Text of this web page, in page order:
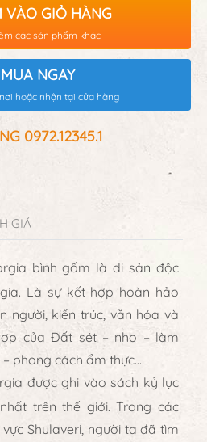
VÀO GIỎ HÀNG
các sản phẩm khác
MUA NGAY
hoặc nhận tại cửa hàng
0972.12345.1
GIÁ
bình gốm là di sản độc
Là sự kết hợp hoàn hảo
người, kiến trúc, văn hóa và
của Đất sét – nho – làm
phong cách ẩm thực…
được ghi vào sách kỷ lục
trên thế giới. Trong các
Shulaveri, người ta đã tìm